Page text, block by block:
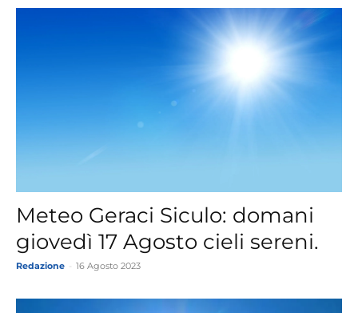
Meteo Geraci Siculo: domani
giovedì 17 Agosto cieli sereni.
Redazione 16 Agosto 2023